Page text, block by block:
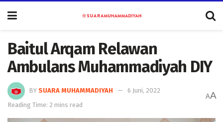
Baitul Arqam Relawan
Ambulans Muhammadiyah DIY
BY SUARA MUHAMMADIYAH
6 Juni, 2022
Reading Time: 2 mins read
AA